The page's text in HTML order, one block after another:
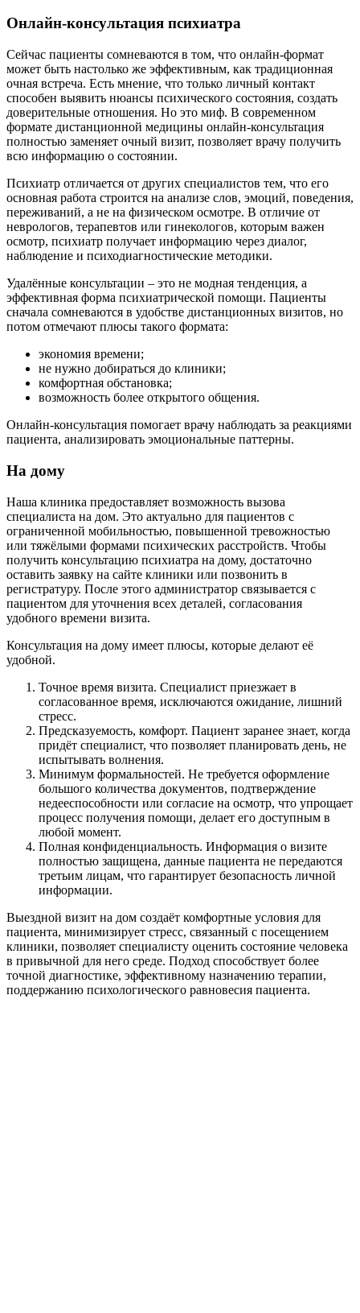
Онлайн-консультация психиатра
Сейчас пациенты сомневаются в том, что онлайн-формат
может быть настолько же эффективным, как традиционная
очная встреча. Есть мнение, что только личный контакт
способен выявить нюансы психического состояния, создать
доверительные отношения. Но это миф. В современном
формате дистанционной медицины онлайн-консультация
полностью заменяет очный визит, позволяет врачу получить
всю информацию о состоянии.
Психиатр отличается от других специалистов тем, что его
основная работа строится на анализе слов, эмоций, поведения,
переживаний, а не на физическом осмотре. В отличие от
неврологов, терапевтов или гинекологов, которым важен
осмотр, психиатр получает информацию через диалог,
наблюдение и психодиагностические методики.
Удалённые консультации – это не модная тенденция, а
эффективная форма психиатрической помощи. Пациенты
сначала сомневаются в удобстве дистанционных визитов, но
потом отмечают плюсы такого формата:
экономия времени;
не нужно добираться до клиники;
комфортная обстановка;
возможность более открытого общения.
Онлайн-консультация помогает врачу наблюдать за реакциями
пациента, анализировать эмоциональные паттерны.
На дому
Наша клиника предоставляет возможность вызова
специалиста на дом. Это актуально для пациентов с
ограниченной мобильностью, повышенной тревожностью
или тяжёлыми формами психических расстройств. Чтобы
получить консультацию психиатра на дому, достаточно
оставить заявку на сайте клиники или позвонить в
регистратуру. После этого администратор связывается с
пациентом для уточнения всех деталей, согласования
удобного времени визита.
Консультация на дому имеет плюсы, которые делают её
удобной.
Точное время визита. Специалист приезжает в
согласованное время, исключаются ожидание, лишний
стресс.
Предсказуемость, комфорт. Пациент заранее знает, когда
придёт специалист, что позволяет планировать день, не
испытывать волнения.
Минимум формальностей. Не требуется оформление
большого количества документов, подтверждение
недееспособности или согласие на осмотр, что упрощает
процесс получения помощи, делает его доступным в
любой момент.
Полная конфиденциальность. Информация о визите
полностью защищена, данные пациента не передаются
третьим лицам, что гарантирует безопасность личной
информации.
Выездной визит на дом создаёт комфортные условия для
пациента, минимизирует стресс, связанный с посещением
клиники, позволяет специалисту оценить состояние человека
в привычной для него среде. Подход способствует более
точной диагностике, эффективному назначению терапии,
поддержанию психологического равновесия пациента.